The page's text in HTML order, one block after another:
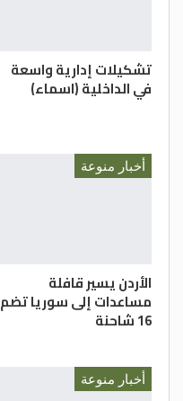
تشكيلات إدارية واسعة
في الداخلية (اسماء)
أخبار منوعة
الأردن يسير قافلة
مساعدات إلى سوريا تضم
16 شاحنة
أخبار منوعة